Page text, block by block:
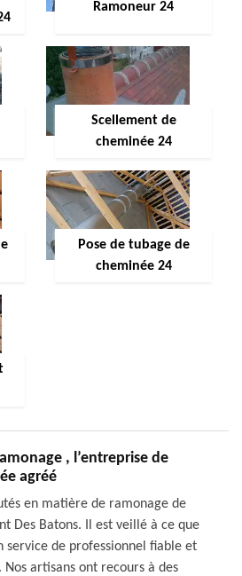
Ramoneur 24
Scellement de
cheminée 24
Pose de tubage de
cheminée 24
, l’entreprise de
agréé
en matière de ramonage de
Des Batons. Il est veillé à ce que
service de professionnel fiable et
artisans ont recours à des